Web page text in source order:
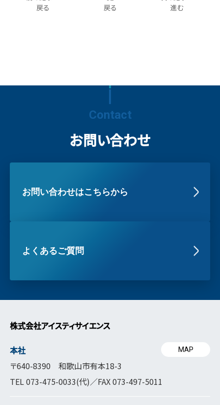
戻る
戻る
進む
Contact
お問い合わせ
お問い合わせはこちらから
よくあるご質問
株式会社アイスティサイエンス
本社
〒640-8390 和歌山市有本18-3
TEL073-475-0033(代)／FAX 073-497-5011
MAP